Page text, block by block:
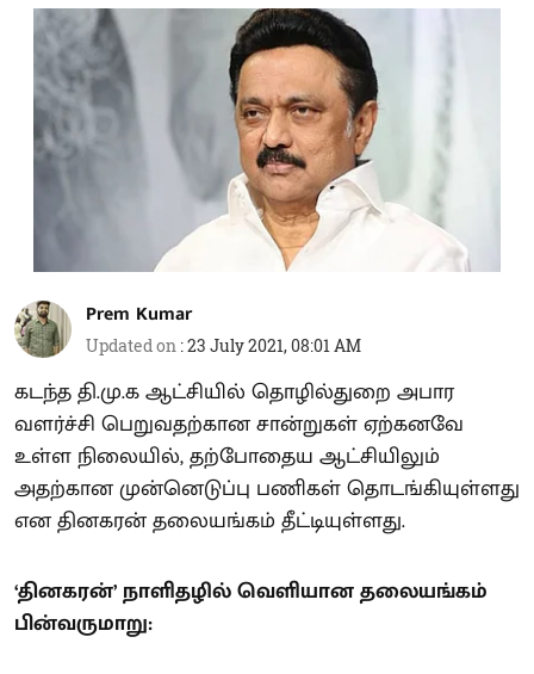
Prem Kumar
Updated on :23 July 2021, 08:01 AM
கடந்த தி.மு.க ஆட்சியில் தொழில்துறை அபார
வளர்ச்சி பெறுவதற்கான சான்றுகள் ஏற்கனவே
உள்ள நிலையில், தற்போதைய ஆட்சியிலும்
அதற்கான முன்னெடுப்பு பணிகள் தொடங்கியுள்ளது
என தினகரன் தலையங்கம் தீட்டியுள்ளது.
‘தினகரன்’ நாளிதழில் வெளியான தலையங்கம்
பின்வருமாறு: